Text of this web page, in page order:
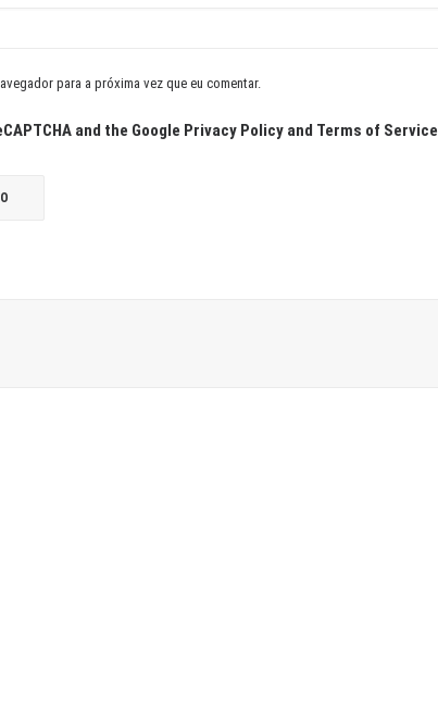
para a próxima vez que eu comentar.
and the Google Privacy Policy and Terms of Service